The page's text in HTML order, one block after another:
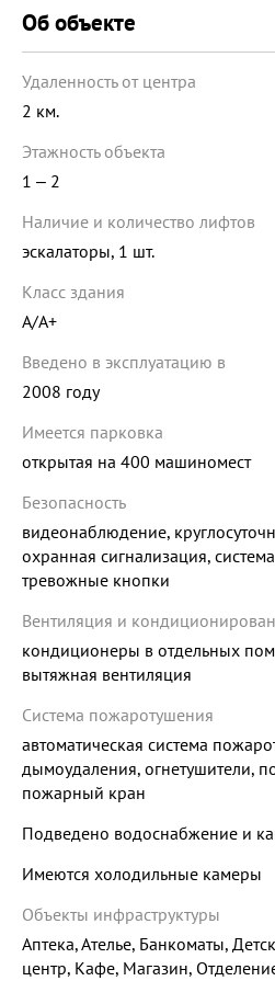
Об объекте
Удаленность от центра
2 км.
Этажность объекта
1 ‒ 2
Наличие и количество лифтов
эскалаторы, 1 шт.
Класс здания
A/A+
Введено в эксплуатацию в
2008 году
Имеется парковка
открытая на 400 машиномест
Безопасность
видеонаблюдение,
охранная сигнализация,
тревожные кнопки
Вентиляция и
кондиционеры в отдельных
вытяжная вентиляция
Система пожаротушения
автоматическая система
дымоудаления, огнетушители,
пожарный кран
Подведено водоснабжение и
Имеются холодильные камеры
Объекты инфраструктуры
Аптека, Ателье, Банкоматы,
центр, Кафе, Магазин,